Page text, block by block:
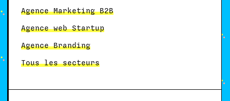
Agence Marketing B2B
Agence web Startup
Agence Branding
Tous les secteurs